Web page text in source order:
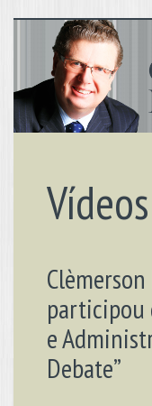
Vídeos
participou
e
Debate”